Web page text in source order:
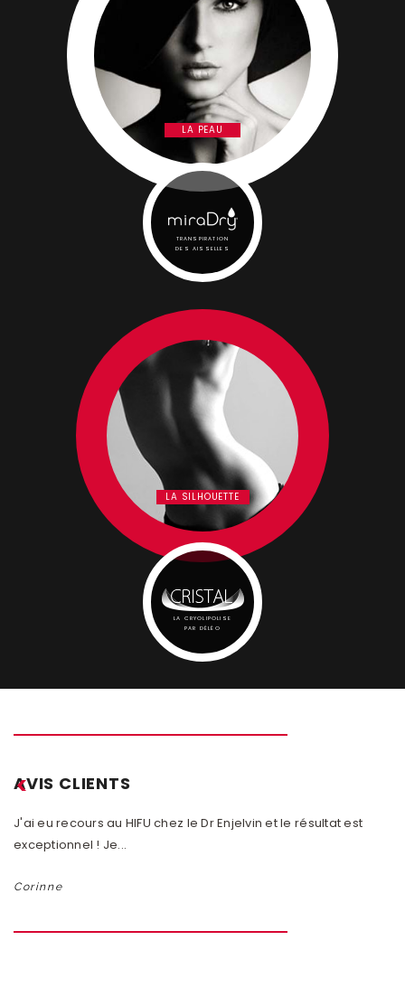
LA PEAU
TRANSPIRATION
DES AISSELLES
LA SILHOUETTE
LA CRYOLIPOLISE
PAR DÉLÉO
AVIS CLIENTS
J'ai eu recours au HIFU chez le Dr Enjelvin et le résultat est
exceptionnel ! Je...
Corinne